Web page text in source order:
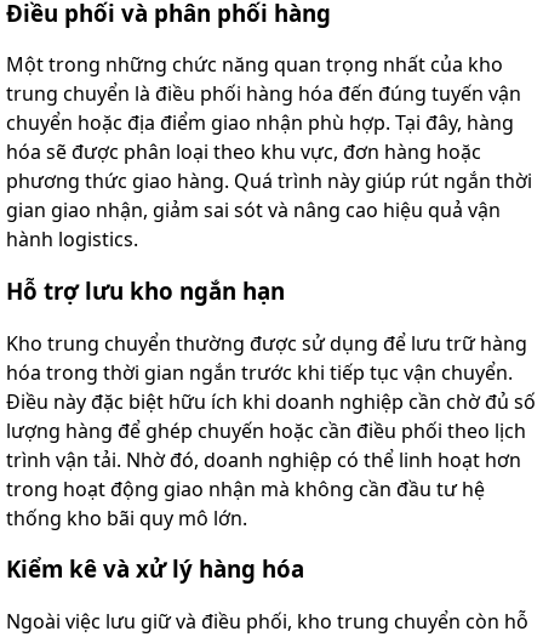
Điều phối và phân phối hàng
Một trong những chức năng quan trọng nhất của kho
trung chuyển là điều phối hàng hóa đến đúng tuyến vận
chuyển hoặc địa điểm giao nhận phù hợp. Tại đây, hàng
hóa sẽ được phân loại theo khu vực, đơn hàng hoặc
phương thức giao hàng. Quá trình này giúp rút ngắn thời
gian giao nhận, giảm sai sót và nâng cao hiệu quả vận
hành logistics.
Hỗ trợ lưu kho ngắn hạn
Kho trung chuyển thường được sử dụng để lưu trữ hàng
hóa trong thời gian ngắn trước khi tiếp tục vận chuyển.
Điều này đặc biệt hữu ích khi doanh nghiệp cần chờ đủ số
lượng hàng để ghép chuyến hoặc cần điều phối theo lịch
trình vận tải. Nhờ đó, doanh nghiệp có thể linh hoạt hơn
trong hoạt động giao nhận mà không cần đầu tư hệ
thống kho bãi quy mô lớn.
Kiểm kê và xử lý hàng hóa
Ngoài việc lưu giữ và điều phối, kho trung chuyển còn hỗ